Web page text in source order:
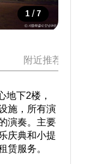
1 / 7
附近推荐景点
地下2楼，
施，所有演
演奏。主要
庆典和小提
赁服务。